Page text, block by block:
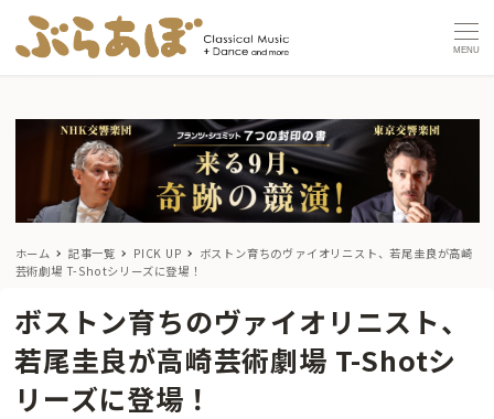
MENU
ホーム 記事一覧 PICK UP
ボストン育ちのヴァイオリニスト、若尾圭良が高崎
芸術劇場 T-Shotシリーズに登場！
ボストン育ちのヴァイオリニスト、
若尾圭良が高崎芸術劇場 T-Shotシ
リーズに登場！